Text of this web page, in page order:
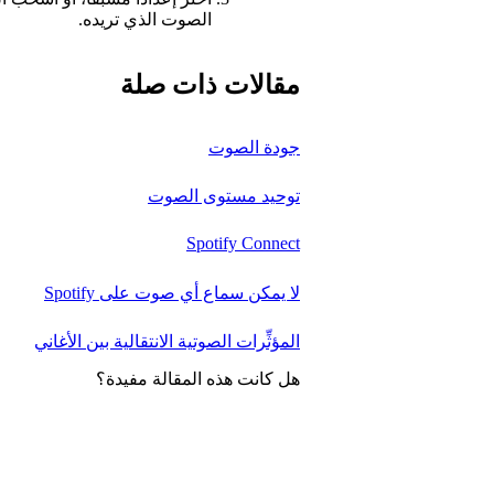
الصوت الذي تريده.
مقالات ذات صلة
جودة الصوت
توحيد مستوى الصوت
Spotify Connect
لا يمكن سماع أي صوت على Spotify
المؤثِّرات الصوتية الانتقالية بين الأغاني
هل كانت هذه المقالة مفيدة؟